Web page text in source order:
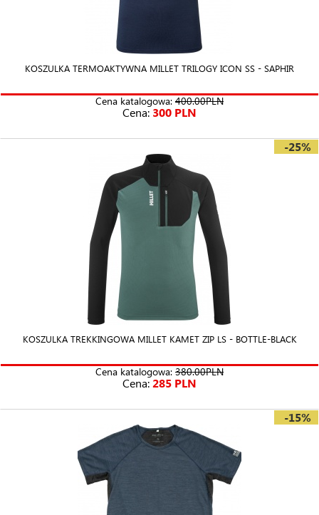
KOSZULKA TERMOAKTYWNA MILLET TRILOGY ICON SS - SAPHIR
Cena katalogowa: 400.00PLN
Cena: 300 PLN
-25%
KOSZULKA TREKKINGOWA MILLET KAMET ZIP LS - BOTTLE-BLACK
Cena katalogowa: 380.00PLN
Cena:285 PLN
-15%